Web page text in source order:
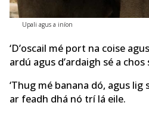
Upali agus a iníon
‘D’oscail mé port na coise
ardú agus d’ardaigh sé a chos
‘Thug mé banana dó, agus
ar feadh dhá nó trí lá eile.